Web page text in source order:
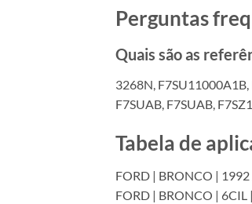
Perguntas
Quais são as
3268N,
F7SUAB, F7SUAB,
Tabela de
FORD | BRONCO |
FORD | BRONCO | 6CIL